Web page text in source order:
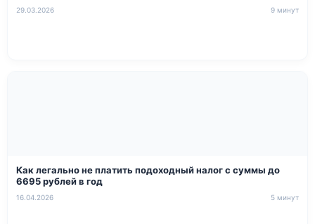
29.03.2026 9 минут
Как легально не платить подоходный налог с суммы до
6695 рублей в год
16.04.2026 5 минут